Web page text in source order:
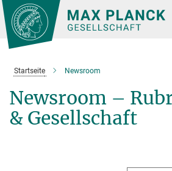
Hauptinhalt
Startseite Newsroom
Newsroom –
& Gesellschaft